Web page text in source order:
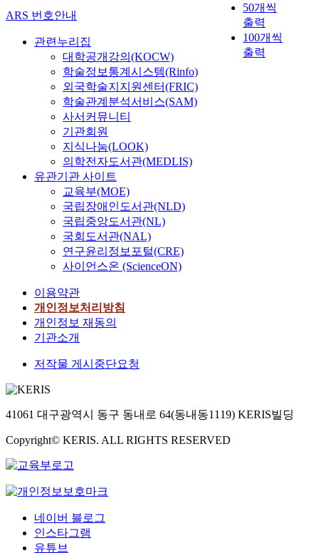
50개씩
출력
100개씩
출력
ARS 번호안내
관련누리집
대학공개강의(KOCW)
학술정보통계시스템(Rinfo)
외국학술지지원센터(FRIC)
학술관계분석서비스(SAM)
사서커뮤니티
기관회원
지식나눔(LOOK)
의학전자도서관(MEDLIS)
유관기관 사이트
교육부(MOE)
국립장애인도서관(NLD)
국립중앙도서관(NL)
국회도서관(NAL)
연구윤리정보포털(CRE)
사이언스온 (ScienceON)
이용약관
개인정보처리방침
개인정보 재동의
기관소개
저작물 게시중단요청
41061 대구광역시 동구 동내로 64(동내동1119) KERIS빌딩
Copyright© KERIS. ALL RIGHTS RESERVED
네이버 블로그
인스타그램
유튜브